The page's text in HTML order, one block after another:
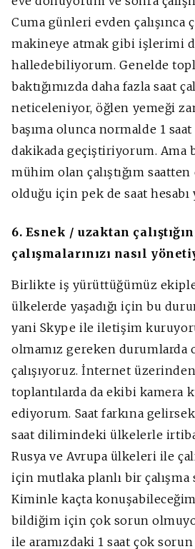
Cuma günleri evden çalışınca
makineye atmak gibi işlerimi
halledebiliyorum. Genelde
baktığımızda daha fazla saat
neticeleniyor, öğlen yemeği
başıma olunca normalde 1 saat
dakikada geçiştiriyorum. Ama
mühim olan çalıştığım saatten
olduğu için pek de saat hesabı
6. Esnek / uzaktan
çalışmalarınızı nasıl
Birlikte iş yürüttüğümüz
ülkelerde yaşadığı için bu
yani Skype ile iletişim
olmamız gereken durumlarda
çalışıyoruz. İnternet üzerinden
toplantılarda da ekibi kamera
ediyorum. Saat farkına
saat dilimindeki ülkelerle
Rusya ve Avrupa ülkeleri ile
için mutlaka planlı bir
Kiminle kaçta
bildiğim için çok sorun
ile aramızdaki 1 saat çok